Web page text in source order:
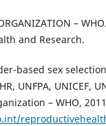
–
and Research.
based sex
UNFPA, UNICEF,
– WHO,